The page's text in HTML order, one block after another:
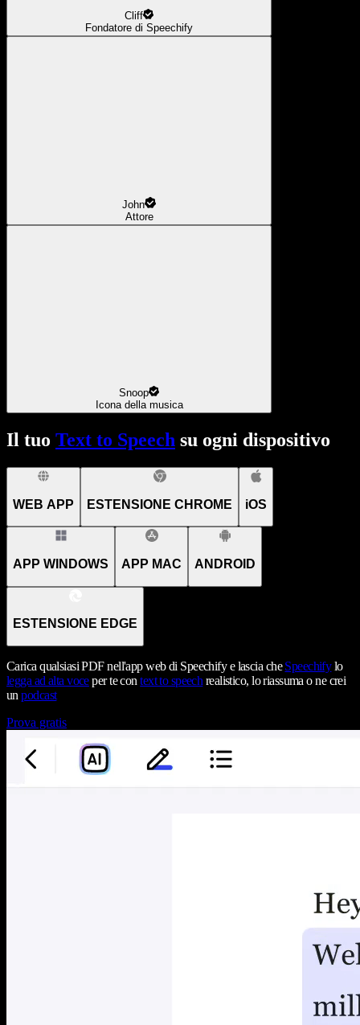
Cliff
Fondatore di Speechify
John
Attore
Snoop
Icona della musica
Il tuo Text to Speech su ogni dispositivo
WEB APP ESTENSIONE CHROME iOS
APP WINDOWS APP MAC ANDROID
ESTENSIONE EDGE
Carica qualsiasi PDF nell'app web di Speechify e lascia cheSpeechifylo
legga ad alta voceper te context to speech realistico, lo riassuma o ne crei
unpodcast
Prova gratis